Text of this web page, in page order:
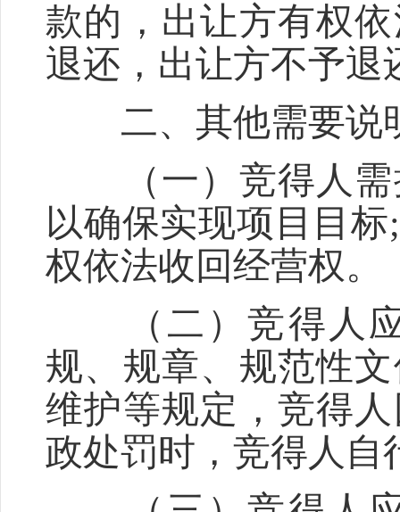
款的，出让方有权
退还，出让方不予退
二、其他需要说
（一）竞得人需
以确保实现项目目
权依法收回经营权。
（二）竞得人应
规、规章、规范性
维护等规定，竞得
政处罚时，竞得人自